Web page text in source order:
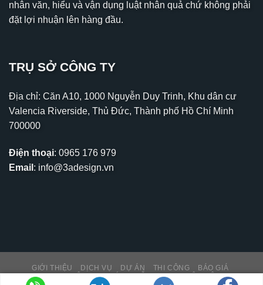
nhân văn, hiểu và vận dụng luật nhân quả chứ không phải
đặt lợi nhuận lên hàng đầu.
TRỤ SỞ CÔNG TY
Địa chỉ: Căn A10, 1000 Nguyễn Duy Trinh, Khu dân cư
Valencia Riverside, Thủ Đức, Thành phố Hồ Chí Minh
700000
Điện thoại: 0965 176 979
Email : info@3adesign.vn
GIỚI THIỆU DỊCH VỤ DỰ ÁN THI CÔNG
BÁO GIÁ
THƯ VIỆN – TIN TỨC
HỖ TRỢ KH LIÊN HỆ